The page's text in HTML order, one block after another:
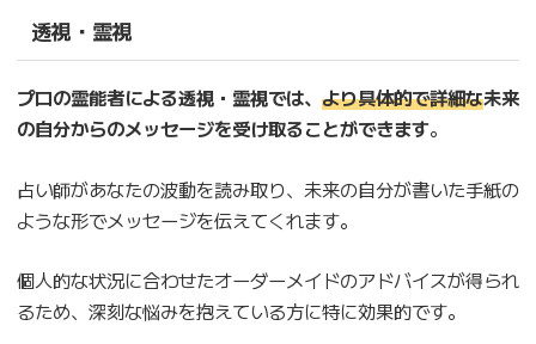
透視・霊視
プロの霊能者による透視・霊視では、 より具体的で詳細な未来
の自分からのメッセージを受け取ることができます。
占い師があなたの波動を読み取り、未来の自分が書いた手紙の
ような形でメッセージを伝えてくれます。
個人的な状況に合わせたオーダーメイドのアドバイスが得られ
るため、深刻な悩みを抱えている方に特に効果的です。